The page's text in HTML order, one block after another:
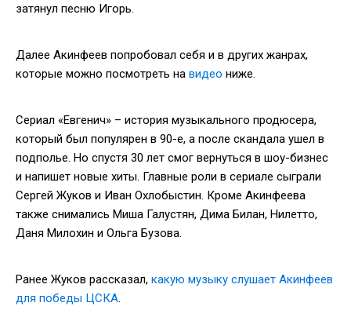
затянул песню Игорь.
Далее Акинфеев попробовал себя и в других жанрах,
которые можно посмотреть на видео ниже.
Сериал «Евгенич» – история музыкального продюсера,
который был популярен в 90-е, а после скандала ушел в
подполье. Но спустя 30 лет смог вернуться в шоу-бизнес
и напишет новые хиты. Главные роли в сериале сыграли
Сергей Жуков и Иван Охлобыстин. Кроме Акинфеева
также снимались Миша Галустян, Дима Билан, Нилетто,
Даня Милохин и Ольга Бузова.
Ранее Жуков рассказал, какую музыку слушает Акинфеев
для победы ЦСКА.